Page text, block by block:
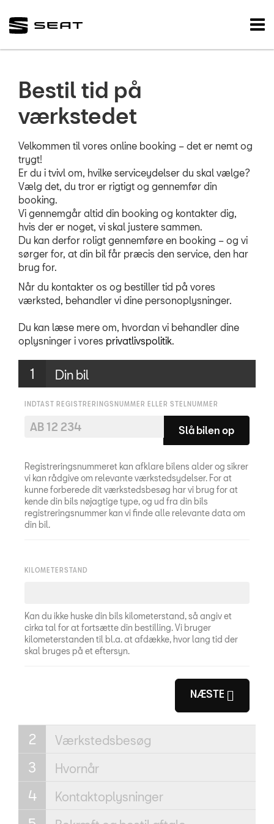
Bestil tid på
5+
Prismatch
Synstjek
RESERVEDELE
NYHEDER
OM OS
SOCIALE MEDIER
Bestil tid på
værkstedet
Velkommen til vores online booking – det er nemt og
trygt!
Er du i tvivl om, hvilke serviceydelser du skal vælge?
Vælg det, du tror er rigtigt og gennemfør din
booking.
Vi gennemgår altid din booking og kontakter dig,
hvis der er noget, vi skal justere sammen.
Du kan derfor roligt gennemføre en booking – og vi
sørger for, at din bil får præcis den service, den har
brug for.
Når du kontakter os og bestiller tid på vores
værksted, behandler vi dine personoplysninger.
Du kan læse mere om, hvordan vi behandler dine
oplysninger i vores privatlivspolitik
Din bil
INDTAST REGISTRERINGSNUMMER ELLER STELNUMMER
Slå bilen op
Registreringsnummeret kan afklare bilens alder og sikrer
vi kan rådgive om relevante værkstedsydelser.​ For at
kunne forberede dit værkstedsbesøg har vi brug for at
kende din bils nøjagtige type, og ud fra din bils
registreringsnummer kan vi finde alle relevante data om
din bil.
KILOMETERSTAND
Kan du ikke huske din bils kilometerstand, så angiv et
cirka tal for at fortsætte din bestilling. Vi bruger
kilometerstanden til bl.a. at afdække, hvor lang tid der
skal bruges på et eftersyn.
NÆSTE
Værkstedsbesøg
Hvornår
Kontaktoplysninger